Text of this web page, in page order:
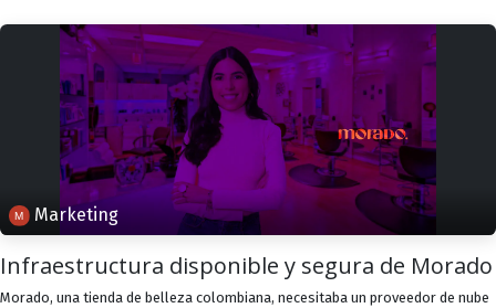
Marketing
Infraestructura disponible y segura de Morado
Morado, una tienda de belleza colombiana, necesitaba un proveedor de nube